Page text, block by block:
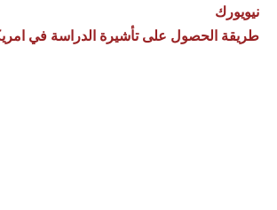
نيويورك
طريقة الحصول على تأشيرة الدراسة في